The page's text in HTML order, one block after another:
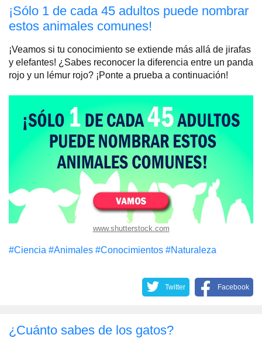
¡Sólo 1 de cada 45 adultos puede nombrar
estos animales comunes!
¡Veamos si tu conocimiento se extiende más allá de jirafas
y elefantes! ¿Sabes reconocer la diferencia entre un panda
rojo y un lémur rojo? ¡Ponte a prueba a continuación!
www.shutterstock.com
#Сiencia #Animales #Conocimientos #Naturaleza
Twitter Facebook
¿Cuánto sabes de los gatos?